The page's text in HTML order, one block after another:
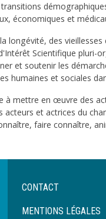
économiques et
longévité, des vieillesses
Scientifique pluri-
et soutenir les
humaines et sociales
à mettre en œuvre des
acteurs et actrices du
faire connaître,
Menu
de
CONTACT
MENTIONS LÉGALES